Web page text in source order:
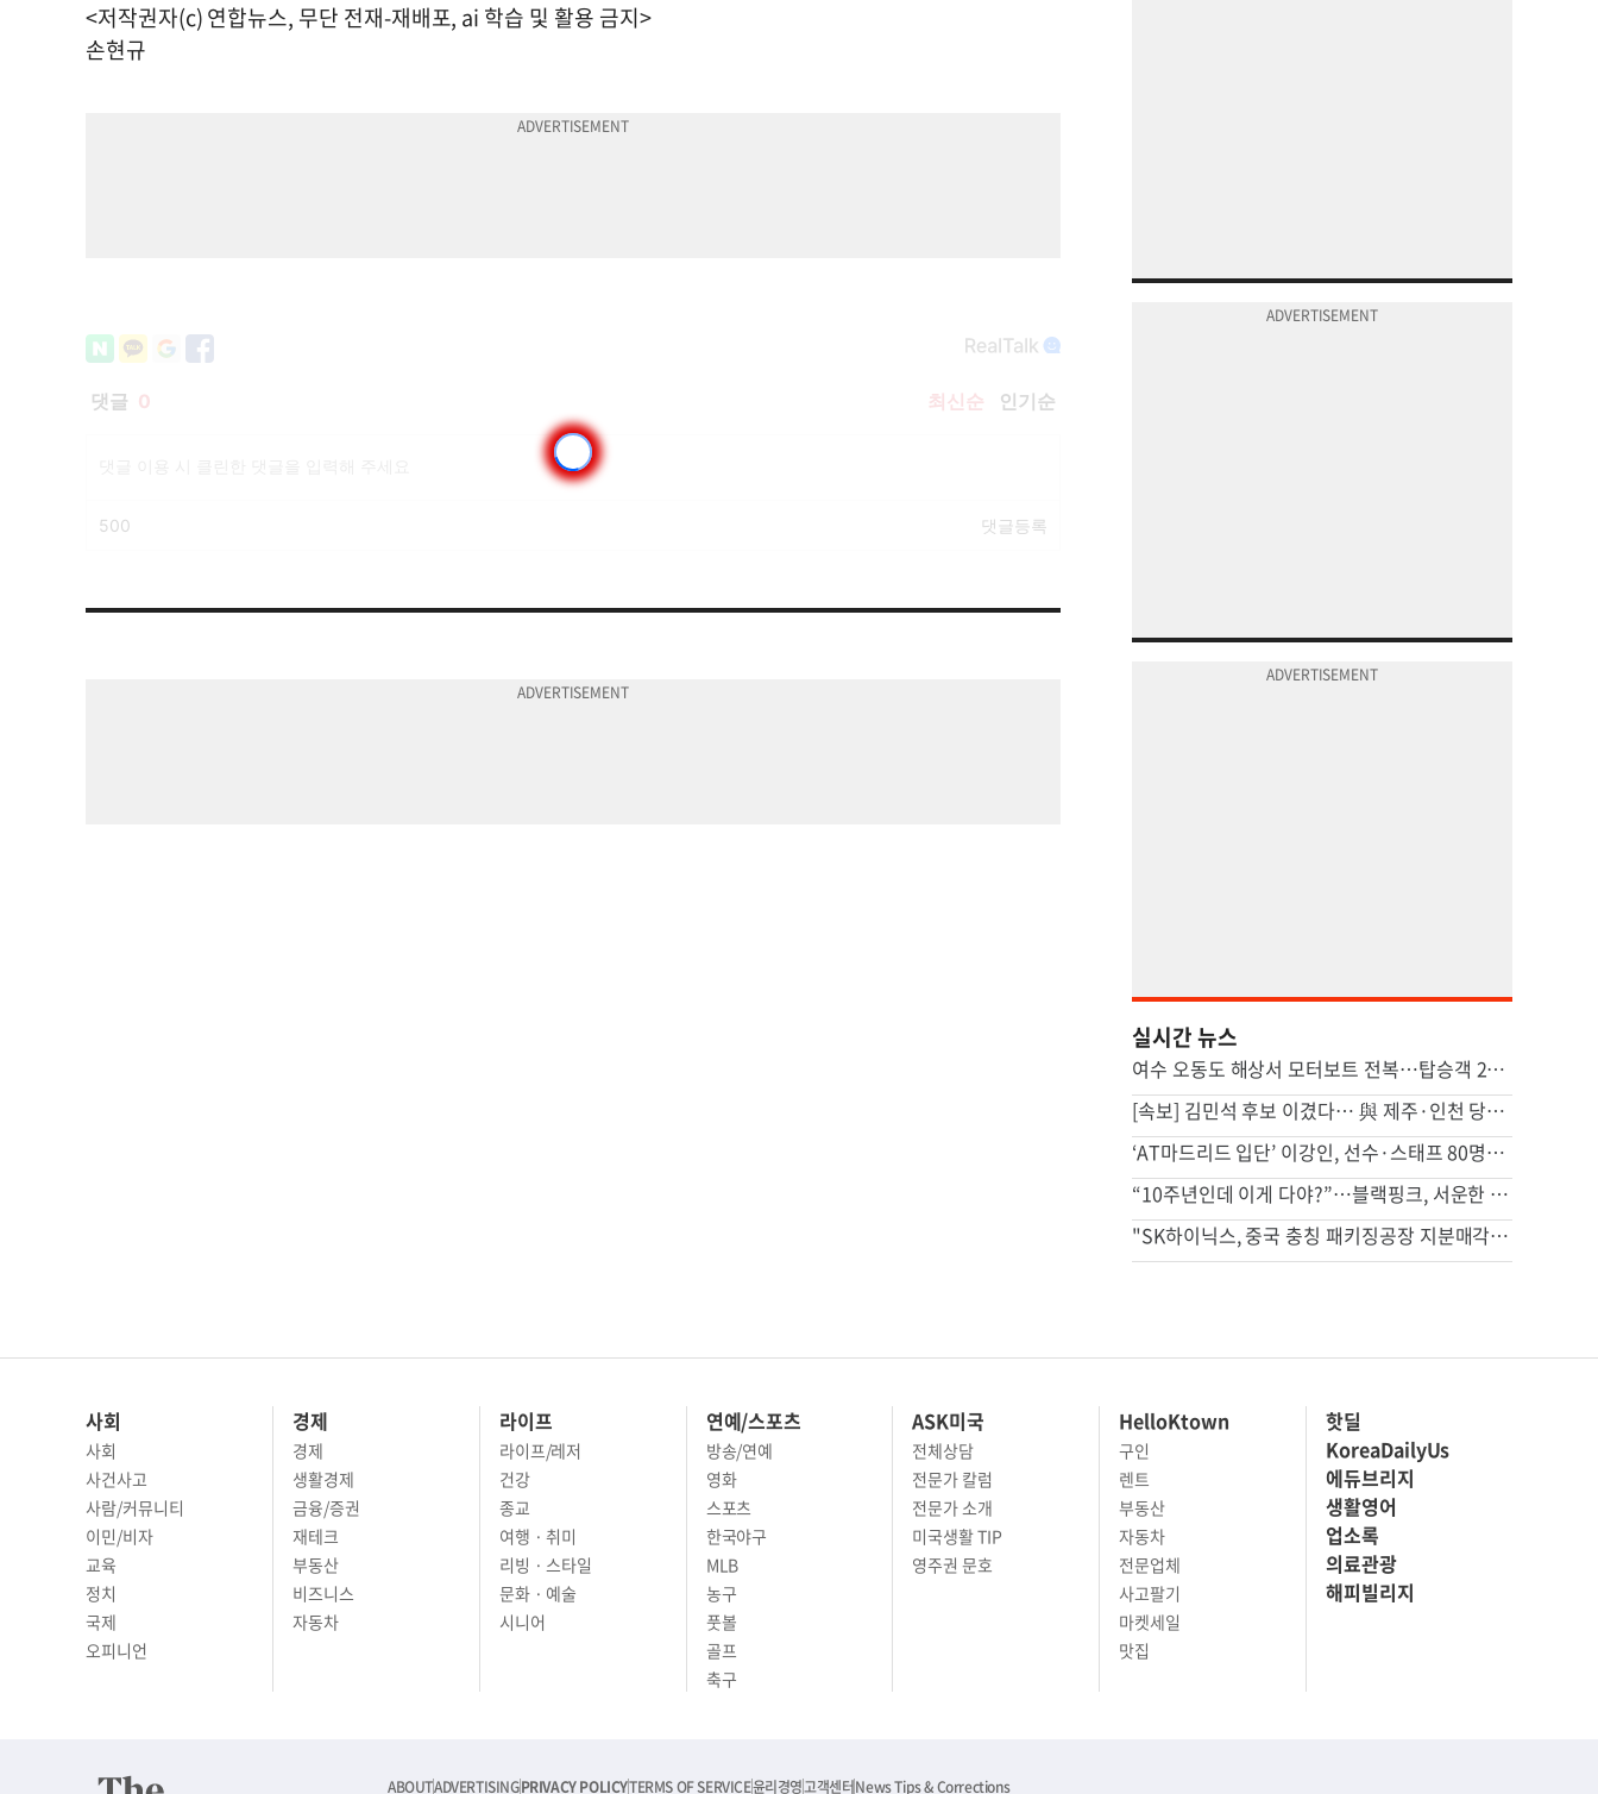
<저작권자(c) 연합뉴스, 무단 전재-재배포, ai 학습 및 활용 금지>
손현규
실시간 뉴스
여수 오동도 해상서 모터보트 전복…탑승객 2명 사망
[속보] 김민석 후보 이겼다… 與 제주·인천 당원투표 승리
‘AT마드리드 입단’ 이강인, 선수·스태프 80명에 한식 만찬 대접
“10주년인데 이게 다야?”…블랙핑크, 서운한 팬심에 결국 사과
"SK하이닉스, 중국 충칭 패키징공장 지분매각 등 검토"
사회
사회
사건사고
사람/커뮤니티
이민/비자
교육
정치
국제
오피니언
경제
경제
생활경제
금융/증권
재테크
부동산
비즈니스
자동차
라이프
라이프/레저
건강
종교
여행 · 취미
리빙 · 스타일
문화 · 예술
시니어
연예/스포츠
방송/연예
영화
스포츠
한국야구
MLB
농구
풋볼
골프
축구
ASK미국
전체상담
전문가 칼럼
전문가 소개
미국생활 TIP
영주권 문호
HelloKtown
구인
렌트
부동산
자동차
전문업체
사고팔기
마켓세일
맛집
핫딜
KoreaDailyUs
에듀브리지
생활영어
업소록
의료관광
해피빌리지
ABOUTADVERTISINGPRIVACY POLICYTERMS OF SERVICE윤리경영고객센터News Tips & Corrections